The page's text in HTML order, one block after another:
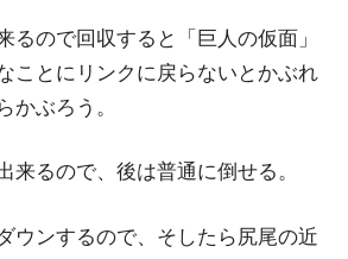
るので回収すると「巨人の仮面」
ことにリンクに戻らないとかぶれ
かぶろう。
来るので、後は普通に倒せる。
ウンするので、そしたら尻尾の近